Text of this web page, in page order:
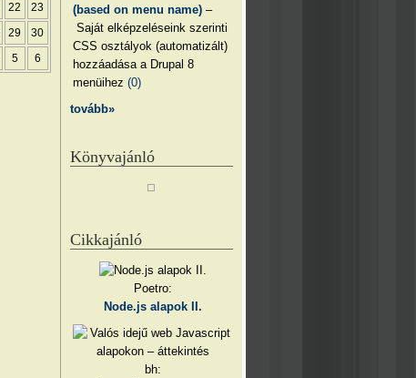
(based on menu name) –
Saját elképzeléseink szerinti
CSS osztályok (automatizált)
hozzáadása a Drupal 8
menüihez(0)
tovább»
Könyvajánló
Cikkajánló
Poetro:
Node.js alapok II.
bh:
22 23
29 30
5 6